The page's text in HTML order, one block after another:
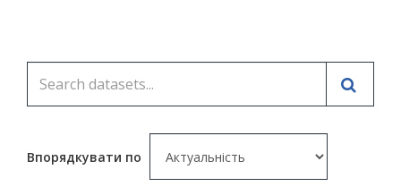
Впорядкувати по